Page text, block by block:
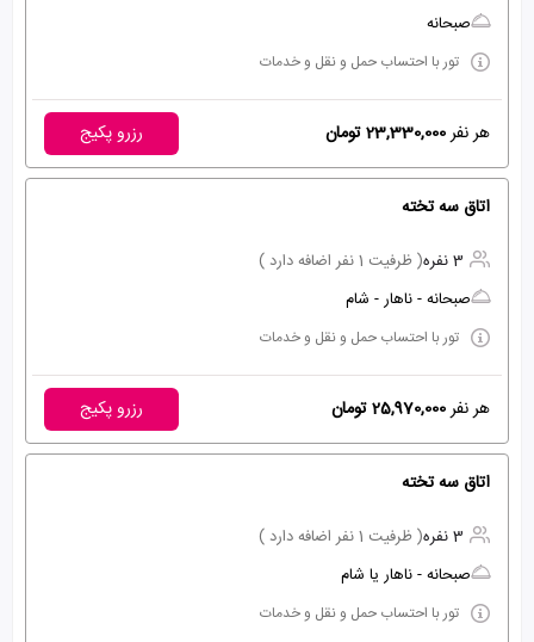
صبحانه
تور با احتساب حمل و نقل و خدمات
هر نفر23,330,000 تومان رزرو پکیج
اتاق سه تخته
3 نفره
( ظرفیت 1 نفر اضافه دارد )
صبحانه - ناهار - شام
تور با احتساب حمل و نقل و خدمات
هر نفر25,970,000 تومان رزرو پکیج
اتاق سه تخته
3 نفره
( ظرفیت 1 نفر اضافه دارد )
صبحانه - ناهار یا شام
تور با احتساب حمل و نقل و خدمات